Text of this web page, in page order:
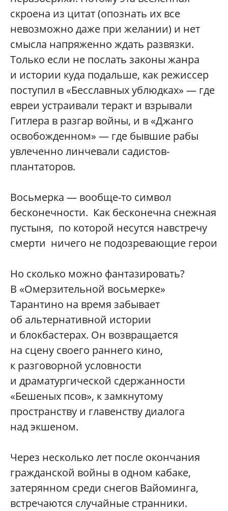
скроена из цитат (опознать их все
невозможно даже при желании) и нет
смысла напряженно ждать развязки.
Только если не послать законы жанра
и истории куда подальше, как режиссер
поступил в «Бесславных ублюдках» — где
евреи устраивали теракт и взрывали
Гитлера в разгар войны, и в «Джанго
освобожденном» — где бывшие рабы
увлеченно линчевали садистов-
плантаторов.
Восьмерка — вообще-то символ
бесконечности. Как бесконечна снежная
пустыня, по которой несутся навстречу
смерти ничего не подозревающие герои
Но сколько можно фантазировать?
В «Омерзительной восьмерке»
Тарантино на время забывает
об альтернативной истории
и блокбастерах. Он возвращается
на сцену своего раннего кино,
к разговорной условности
и драматургической сдержанности
«Бешеных псов», к замкнутому
пространству и главенству диалога
над экшеном.
Через несколько лет после окончания
гражданской войны в одном кабаке,
затерянном среди снегов Вайоминга,
встречаются случайные странники.